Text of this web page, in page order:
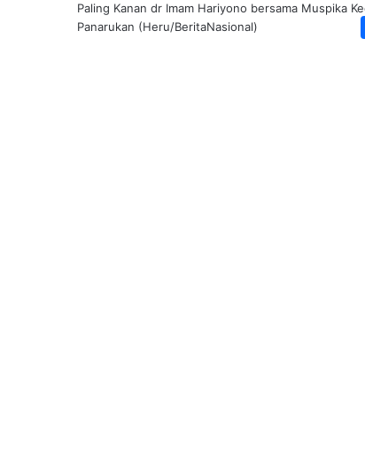
Paling Kanan dr Imam Hariyono bersama Muspika
Panarukan (Heru/BeritaNasional)